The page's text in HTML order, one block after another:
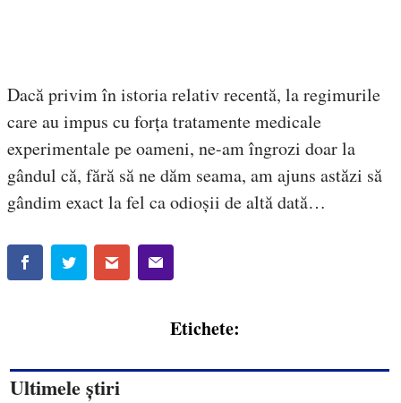
Dacă privim în istoria relativ recentă, la regimurile
care au impus cu forța tratamente medicale
experimentale pe oameni, ne-am îngrozi doar la
gândul că, fără să ne dăm seama, am ajuns astăzi să
gândim exact la fel ca odioșii de altă dată…
Etichete:
Ultimele știri